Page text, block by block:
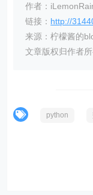
作者：
链接： http://
来源：柠檬酱的
文章版权归作者
python